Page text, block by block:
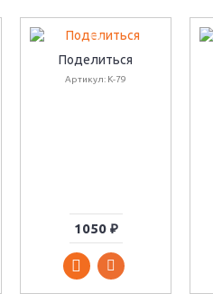
Поделиться
Артикул: К-79
1050 ₽